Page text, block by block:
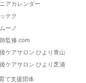
アカレンダー
テク
ーノ
監修.com
ケアサロン ひより青山
ケアサロン ひより芝浦
て支援団体